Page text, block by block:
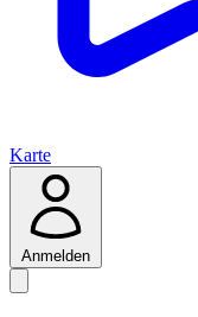
Karte
Anmelden